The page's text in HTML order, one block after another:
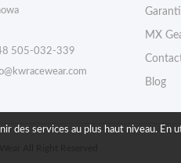
505-032-339
MX
Blog
des services au plus haut niveau.